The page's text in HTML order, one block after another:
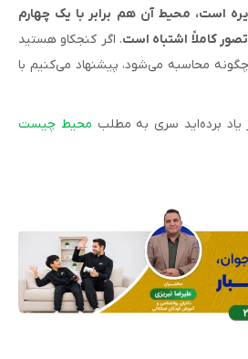
است، محیط آن هم برابر با یک چهارم
کاملاً اشتباه است. اگر کنجکاو هستید
محاسبه می‌شود، پیشنهاد می‌کنیم با
یاد برده‌اید سری به مطلب محیط چیست